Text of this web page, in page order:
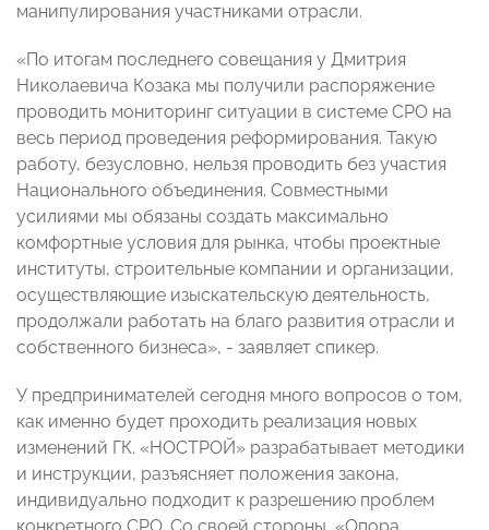
манипулирования участниками отрасли.
«По итогам последнего совещания у Дмитрия
Николаевича Козака мы получили распоряжение
проводить мониторинг ситуации в системе СРО на
весь период проведения реформирования. Такую
работу, безусловно, нельзя проводить без участия
Национального объединения. Совместными
усилиями мы обязаны создать максимально
комфортные условия для рынка, чтобы проектные
институты, строительные компании и организации,
осуществляющие изыскательскую деятельность,
продолжали работать на благо развития отрасли и
собственного бизнеса», - заявляет спикер.
У предпринимателей сегодня много вопросов о том,
как именно будет проходить реализация новых
изменений ГК. «НОСТРОЙ» разрабатывает методики
и инструкции, разъясняет положения закона,
индивидуально подходит к разрешению проблем